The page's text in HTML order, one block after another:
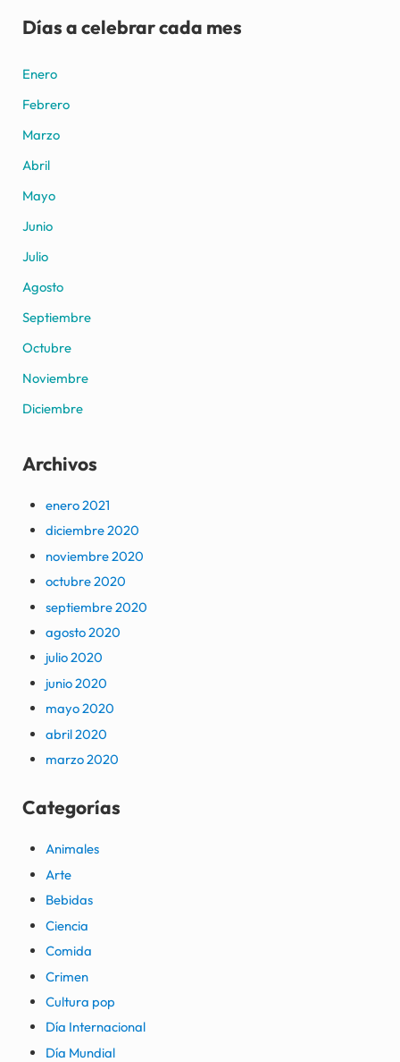
Días a celebrar cada mes
Enero
Febrero
Marzo
Abril
Mayo
Junio
Julio
Agosto
Septiembre
Octubre
Noviembre
Diciembre
Archivos
enero 2021
diciembre 2020
noviembre 2020
octubre 2020
septiembre 2020
agosto 2020
julio 2020
junio 2020
mayo 2020
abril 2020
marzo 2020
Categorías
Animales
Arte
Bebidas
Ciencia
Comida
Crimen
Cultura pop
Día Internacional
Día Mundial